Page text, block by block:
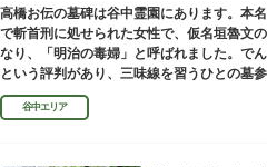
高橋お伝の墓碑は谷中霊園にあります。本
で斬首刑に処せられた女性で、仮名垣魯文
なり、「明治の毒婦」と呼ばれました。で
という評判があり、三味線を習うひとの墓
といわれています。
谷中エリア